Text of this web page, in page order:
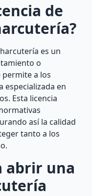
de
es un
o
a los
en
Esta licencia
así la calidad
tanto a los
abrir una